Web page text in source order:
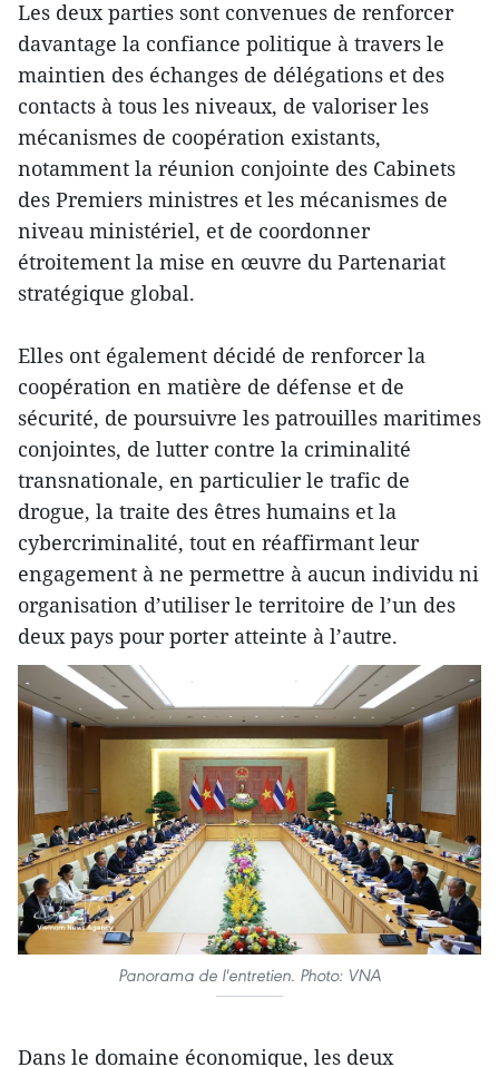
Les deux parties sont convenues de renforcer
davantage la confiance politique à travers le
maintien des échanges de délégations et des
contacts à tous les niveaux, de valoriser les
mécanismes de coopération existants,
notamment la réunion conjointe des Cabinets
des Premiers ministres et les mécanismes de
niveau ministériel, et de coordonner
étroitement la mise en œuvre du Partenariat
stratégique global.
Elles ont également décidé de renforcer la
coopération en matière de défense et de
sécurité, de poursuivre les patrouilles maritimes
conjointes, de lutter contre la criminalité
transnationale, en particulier le trafic de
drogue, la traite des êtres humains et la
cybercriminalité, tout en réaffirmant leur
engagement à ne permettre à aucun individu ni
organisation d’utiliser le territoire de l’un des
deux pays pour porter atteinte à l’autre.
Panorama de l'entretien. Photo: VNA
Dans le domaine économique, les deux